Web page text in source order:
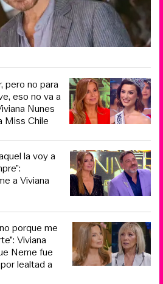
pero no para
eso no va a
Nunes
Miss Chile
la voy a
a Viviana
porque me
Viviana
Neme fue
lealtad a